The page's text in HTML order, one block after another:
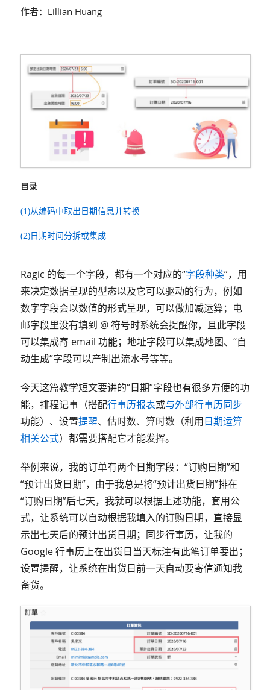
作者：Lillian Huang
目录
(1)从编码中取出日期信息并转换
(2)日期时间分拆或集成
Ragic 的每一个字段，都有一个对应的“字段种类”，用
来决定数据呈现的型态以及它可以驱动的行为，例如
数字字段会以数值的形式呈现，可以做加减运算；电
邮字段里没有填到 @ 符号时系统会提醒你，且此字段
可以集成寄 email 功能；地址字段可以集成地图、“自
动生成”字段可以产制出流水号等等。
今天这篇教学短文要讲的“日期”字段也有很多方便的功
能，排程记事（搭配行事历报表或与外部行事历同步
功能）、设置提醒、估时数、算时数（利用日期运算
相关公式）都需要搭配它才能发挥。
举例来说，我的订单有两个日期字段：“订购日期”和
“预计出货日期”，由于我总是将“预计出货日期”排在
“订购日期”后七天，我就可以根据上述功能，套用公
式，让系统可以自动根据我填入的订购日期，直接显
示出七天后的预计出货日期；同步行事历，让我的
Google 行事历上在出货日当天标注有此笔订单要出；
设置提醒，让系统在出货日前一天自动要寄信通知我
备货。